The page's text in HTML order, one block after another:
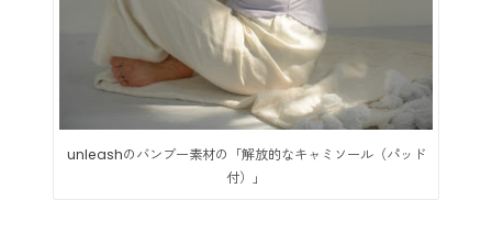
unleashのバンブー素材の「解放的なキャミソール（パッド
付）」